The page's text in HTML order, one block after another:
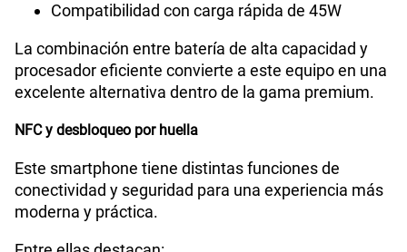
Compatibilidad con carga rápida de 45W
La combinación entre batería de alta capacidad y
procesador eficiente convierte a este equipo en una
excelente alternativa dentro de la gama premium.
NFC y desbloqueo por huella
Este smartphone tiene distintas funciones de
conectividad y seguridad para una experiencia más
moderna y práctica.